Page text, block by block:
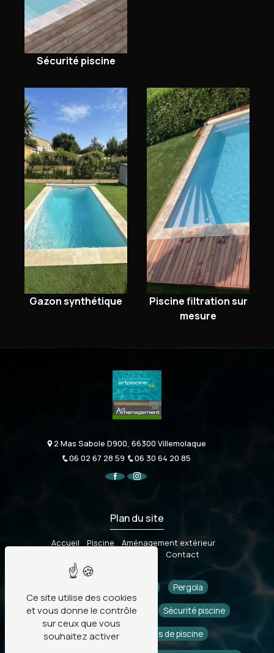
Sécurité piscine
Gazon synthétique
Piscine filtration sur
mesure
2 Mas Sabole D900, 66300 Villemolaque
06 02 67 28 59
06 30 64 20 85
Plan du site
Accueil Piscine
Aménagement extérieur
Contact
Pergola
Aménagement extérieur Sécurité piscine
Piscine coque Abris de piscine
Ce site utilise des cookies
et vous donne le contrôle
sur ceux que vous
souhaitez activer